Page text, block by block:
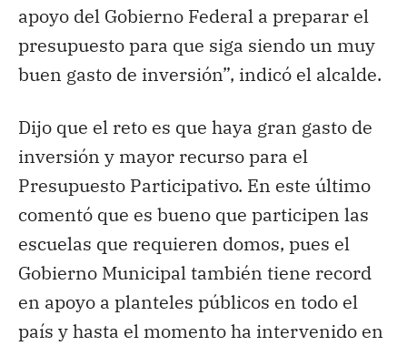
apoyo del Gobierno Federal a preparar el
presupuesto para que siga siendo un muy
buen gasto de inversión”, indicó el alcalde.
Dijo que el reto es que haya gran gasto de
inversión y mayor recurso para el
Presupuesto Participativo. En este último
comentó que es bueno que participen las
escuelas que requieren domos, pues el
Gobierno Municipal también tiene record
en apoyo a planteles públicos en todo el
país y hasta el momento ha intervenido en